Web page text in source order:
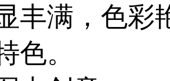
丰满，色彩
色。